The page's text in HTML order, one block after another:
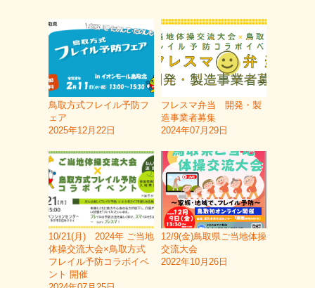
鳥取方式フレイル予防フ
ェア
2025年12月22日
フレスマ弁当 開発・製
造事業者募集
2024年07月29日
10/21(月) 2024年 ご当地
体操交流大会×鳥取方式
フレイル予防コラボイベ
ント 開催
12/9(金)鳥取県ご当地体操
交流大会
2022年10月26日